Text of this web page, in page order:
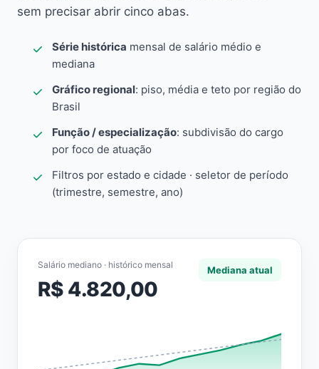
sem precisar abrir cinco abas.
Série histórica mensal de salário médio e
mediana
Gráfico regional: piso, média e teto por região do
Brasil
Função / especialização: subdivisão do cargo
por foco de atuação
Filtros por estado e cidade · seletor de período
(trimestre, semestre, ano)
Salário mediano · histórico mensal
R$ 4.820,00
Mediana atual